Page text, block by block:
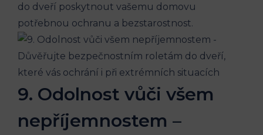
do dveří poskytnout vašemu domovu
potřebnou ochranu a bezstarostnost.
9. Odolnost vůči všem
nepříjemnostem –